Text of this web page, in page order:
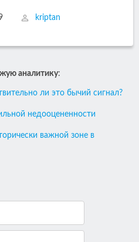
kriptan
аналитику:
ли это бычий сигнал?
недооцененности
важной зоне в